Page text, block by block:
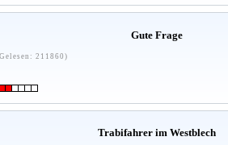
Gute Frage
211860)
Trabifahrer im Westblech